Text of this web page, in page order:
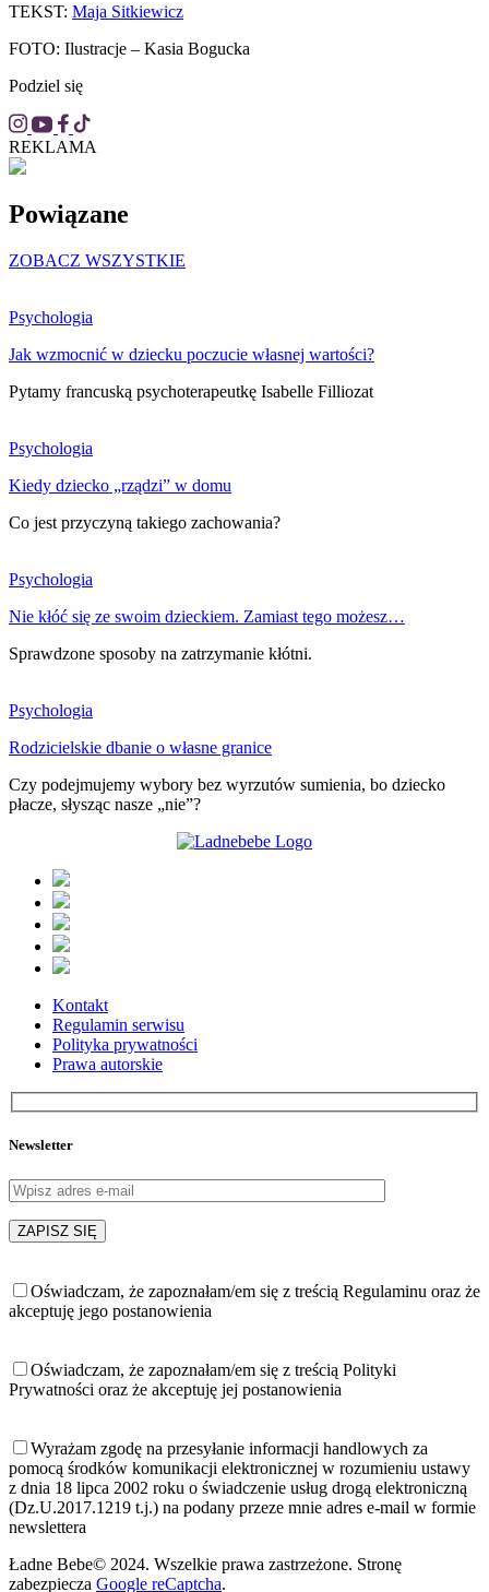
TEKST: Maja Sitkiewicz
FOTO: Ilustracje – Kasia Bogucka
Podziel się
REKLAMA
Powiązane
ZOBACZ WSZYSTKIE
Psychologia
Jak wzmocnić w dziecku poczucie własnej wartości?
Pytamy francuską psychoterapeutkę Isabelle Filliozat
Psychologia
Kiedy dziecko „rządzi” w domu
Co jest przyczyną takiego zachowania?
Psychologia
Nie kłóć się ze swoim dzieckiem. Zamiast tego możesz…
Sprawdzone sposoby na zatrzymanie kłótni.
Psychologia
Rodzicielskie dbanie o własne granice
Czy podejmujemy wybory bez wyrzutów sumienia, bo dziecko
płacze, słysząc nasze „nie”?
Kontakt
Regulamin serwisu
Polityka prywatności
Prawa autorskie
Newsletter
Oświadczam, że zapoznałam/em się z treścią Regulaminu oraz że
akceptuję jego postanowienia
Oświadczam, że zapoznałam/em się z treścią Polityki
Prywatności oraz że akceptuję jej postanowienia
Wyrażam zgodę na przesyłanie informacji handlowych za
pomocą środków komunikacji elektronicznej w rozumieniu ustawy
z dnia 18 lipca 2002 roku o świadczenie usług drogą elektroniczną
(Dz.U.2017.1219 t.j.) na podany przeze mnie adres e-mail w formie
newslettera
Ładne Bebe© 2024. Wszelkie prawa zastrzeżone. Stronę
zabezpiecza Google reCaptcha.